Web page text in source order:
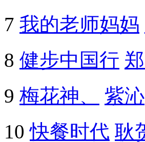
7 我的老师妈妈
8 健步中国行
9 梅花神、
紫沁
10 快餐时代 耿